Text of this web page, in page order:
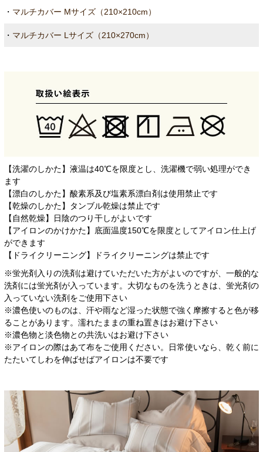
・ マルチカバー Mサイズ（210×210cm）
・ マルチカバー Lサイズ（210×270cm）
【洗濯のしかた】液温は40℃を限度とし、洗濯機で弱い処理ができ
ます
【漂白のしかた】酸素系及び塩素系漂白剤は使用禁止です
【乾燥のしかた】タンブル乾燥は禁止です
【自然乾燥】日陰のつり干しがよいです
【アイロンのかけかた】底面温度150℃を限度としてアイロン仕上げ
ができます
【ドライクリーニング】ドライクリーニングは禁止です
※蛍光剤入りの洗剤は避けていただいた方がよいのですが、一般的な
洗剤には蛍光剤が入っています。大切なものを洗うときは、蛍光剤の
入っていない洗剤をご使用下さい
※濃色使いのものは、汗や雨など湿った状態で強く摩擦すると色が移
ることがあります。濡れたままの重ね置きはお避け下さい
※濃色物と淡色物との共洗いはお避け下さい
※アイロンの際はあて布をご使用ください。日常使いなら、乾く前に
たたいてしわを伸ばせばアイロンは不要です